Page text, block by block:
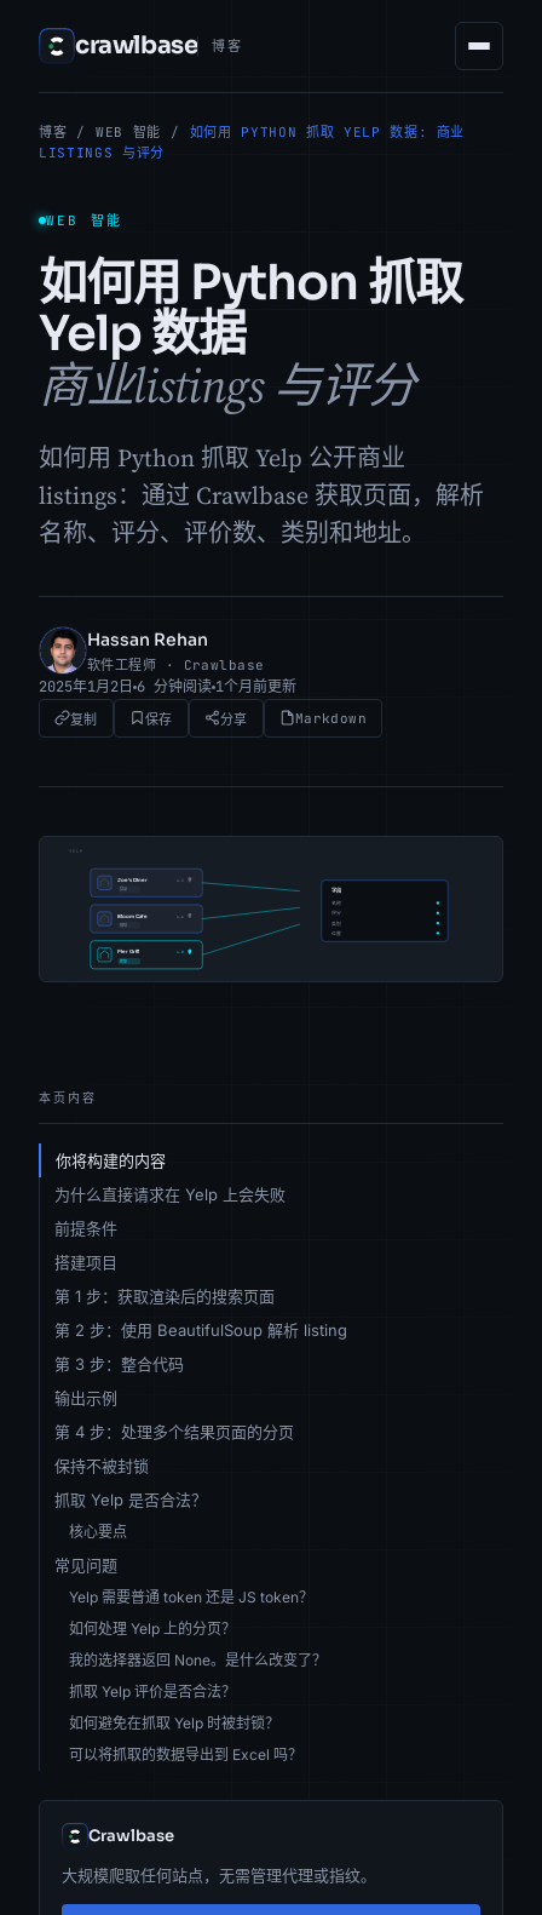
crawlbase 博客
博客 / WEB 智能 /
如何用 PYTHON 抓取 YELP 数据: 商业
LISTINGS 与评分
WEB 智能
如何用 Python 抓取
Yelp 数据
商业listings 与评分
如何用 Python 抓取 Yelp 公开商业
listings：通过 Crawlbase 获取页面，解析
名称、评分、评价数、类别和地址。
HR
Hassan Rehan
软件工程师 · Crawlbase
2025年1月2日 6 分钟阅读 1个月前更新
复制 保存 分享 Markdown
本页内容
你将构建的内容
为什么直接请求在 Yelp 上会失败
前提条件
搭建项目
第 1 步：获取渲染后的搜索页面
第 2 步：使用 BeautifulSoup 解析 listing
第 3 步：整合代码
输出示例
第 4 步：处理多个结果页面的分页
保持不被封锁
抓取 Yelp 是否合法？
核心要点
常见问题
Yelp 需要普通 token 还是 JS token？
如何处理 Yelp 上的分页？
我的选择器返回 None。是什么改变了？
抓取 Yelp 评价是否合法？
如何避免在抓取 Yelp 时被封锁？
可以将抓取的数据导出到 Excel 吗？
Crawlbase
大规模爬取任何站点，无需管理代理或指纹。